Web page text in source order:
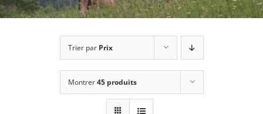
Trier par Prix
Montrer45 produits